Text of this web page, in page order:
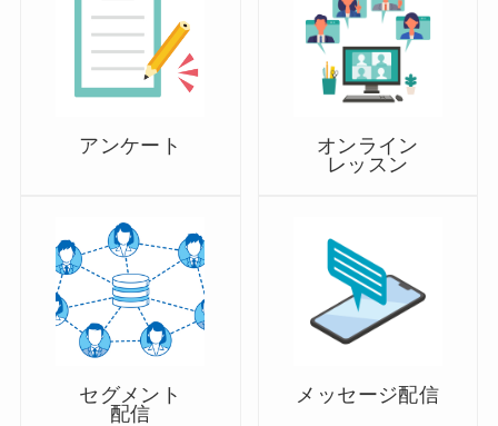
アンケート
オンライン
レッスン
セグメント
配信
メッセージ配信